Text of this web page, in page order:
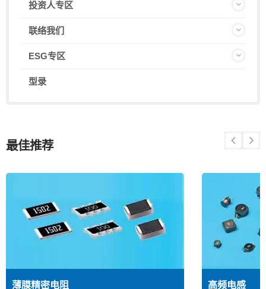
投资人专区
联络我们
ESG专区
型录
最佳推荐
薄膜精密电阻 高频电感